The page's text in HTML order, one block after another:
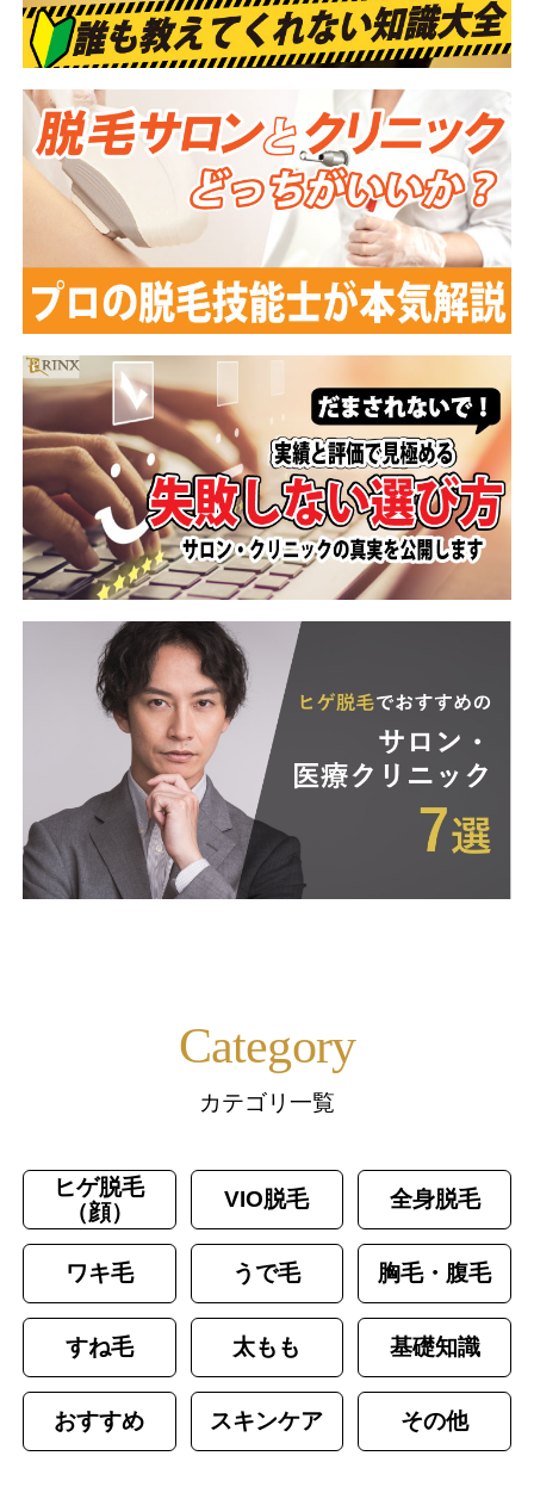
Category
カテゴリ一覧
ヒゲ脱毛
（顔）
VIO脱毛 全身脱毛
ワキ毛 うで毛 胸毛・腹毛
すね毛 太もも 基礎知識
おすすめ スキンケア その他